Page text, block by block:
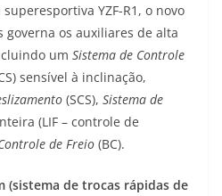
YZF-R1, o novo
governa os auxiliares de alta
um Sistema de Controle
sensível à inclinação,
(SCS), Sistema de
(LIF – controle de
de Freio (BC).
(sistema de trocas rápidas de